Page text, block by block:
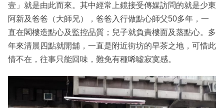
壹」就是由此而來。其中經常上鏡接受傳媒訪問的就是少東
阿新及爸爸（大師兄），爸爸入行做點心師父50多年，一
直在閣樓造點心及監控品質；兒子就負責樓面及蒸點心。多
年來清晨四點就開舖，一直是附近街坊的早茶之地，可惜此
情不在，往事只能回味，難免有種唏噓寂寞感。